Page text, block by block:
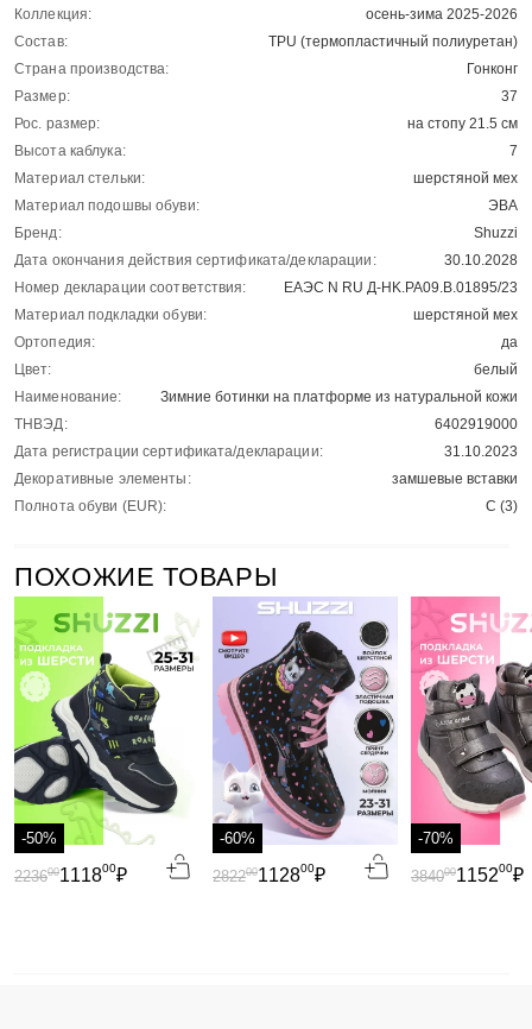
Коллекция:
осень-зима 2025-2026
Состав:
TPU (термопластичный полиуретан)
Страна производства:
Гонконг
Размер:
37
Рос. размер:
на стопу 21.5 см
Высота каблука:
7
Материал стельки:
шерстяной мех
Материал подошвы обуви:
ЭВА
Бренд:
Shuzzi
Дата окончания действия сертификата/декларации:
30.10.2028
Номер декларации соответствия:
ЕАЭС N RU Д-HK.РА09.В.01895/23
Материал подкладки обуви:
шерстяной мех
Ортопедия:
да
Цвет:
белый
Наименование:
Зимние ботинки на платформе из натуральной кожи
ТНВЭД:
6402919000
Дата регистрации сертификата/декларации:
31.10.2023
Декоративные элементы:
замшевые вставки
Полнота обуви (EUR):
C (3)
ПОХОЖИЕ ТОВАРЫ
-50%
111800₽
223600
-60%
112800₽
282200
-70%
115200₽
384000